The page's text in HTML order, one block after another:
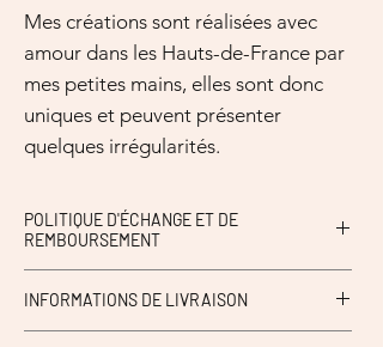
Mes créations sont réalisées avec
amour dans les Hauts-de-France par
mes petites mains, elles sont donc
uniques et peuvent présenter
quelques irrégularités.
POLITIQUE D'ÉCHANGE ET DE
REMBOURSEMENT
INFORMATIONS DE LIVRAISON